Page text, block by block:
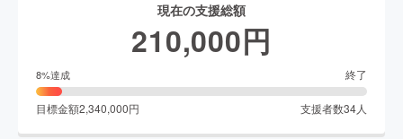
現在の支援総額
210,000円
8%達成 終了
目標金額2,340,000円 支援者数34人